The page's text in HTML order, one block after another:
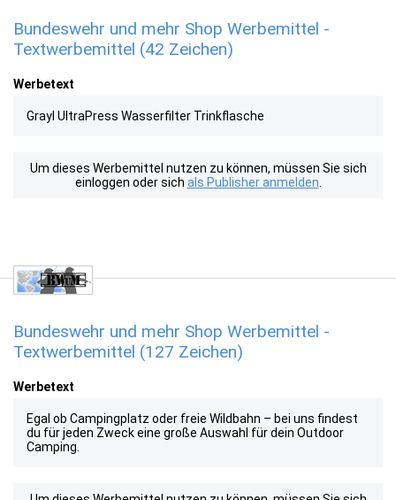
Bundeswehr und mehr Shop Werbemittel -
Textwerbemittel (42 Zeichen)
Werbetext
Grayl UltraPress Wasserfilter Trinkflasche
Um dieses Werbemittel nutzen zu können, müssen Sie sich
einloggen oder sich als Publisher anmelden
Bundeswehr und mehr Shop Werbemittel -
Textwerbemittel (127 Zeichen)
Werbetext
Egal ob Campingplatz oder freie Wildbahn – bei uns findest
du für jeden Zweck eine große Auswahl für dein Outdoor
Camping.